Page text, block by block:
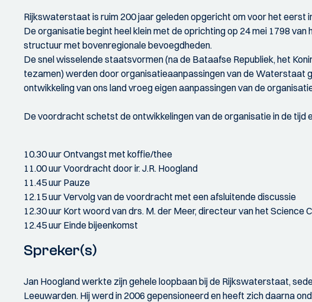
Rijkswaterstaat is ruim 200 jaar geleden opgericht om voor het eerst
De organisatie begint heel klein met de oprichting op 24 mei 1798
structuur met bovenregionale bevoegdheden.
De snel wisselende staatsvormen (na de Bataafse Republiek, het
tezamen) werden door organisatieaanpassingen van de Waterstaat
ontwikkeling van ons land vroeg eigen aanpassingen van de
De voordracht schetst de ontwikkelingen van de organisatie in de tijd
10.30 uur Ontvangst met koffie/thee
11.00 uur Voordracht door ir. J.R. Hoogland
11.45 uur Pauze
12.15 uur Vervolg van de voordracht met een afsluitende discussie
12.30 uur Kort woord van drs. M. der Meer, directeur van het Science
12.45 uur Einde bijeenkomst
Spreker(s)
Jan Hoogland werkte zijn gehele loopbaan bij de Rijkswaterstaat,
Leeuwarden. Hij werd in 2006 gepensioneerd en heeft zich daarna